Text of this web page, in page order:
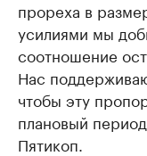
прореха в
усилиями мы
соотношение
Нас
чтобы эту
плановый
Пятикоп.